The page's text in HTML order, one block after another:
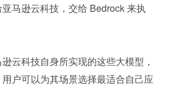
马逊云科技，交给 Bedrock 来执
云科技自身所实现的这些大模型，
户可以为其场景选择最适合自己应